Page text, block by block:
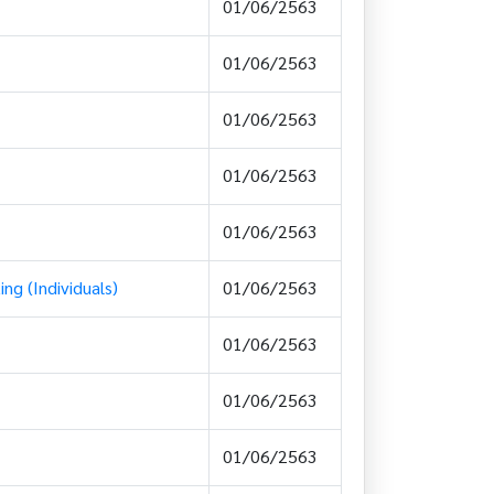
01/06/2563
01/06/2563
01/06/2563
01/06/2563
01/06/2563
(Individuals) 01/06/2563
01/06/2563
01/06/2563
01/06/2563